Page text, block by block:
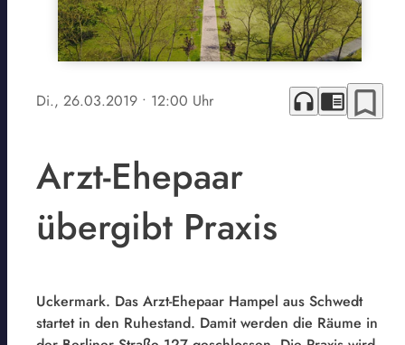
Di., 26.03.2019 • 12:00 Uhr headphones chrome_reader_mode bookmark_border
Arzt-Ehepaar
übergibt Praxis
Uckermark. Das Arzt-Ehepaar Hampel aus Schwedt
startet in den Ruhestand. Damit werden die Räume in